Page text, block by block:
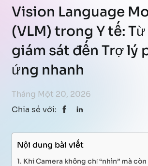
Vision Language
(VLM) trong Y tế:
giám sát đến Trợ lý
ứng nhanh
Tháng Một 20, 2026
Chia sẻ với:
Nội dung bài viết
Khi Camera không chỉ “nhìn” mà còn